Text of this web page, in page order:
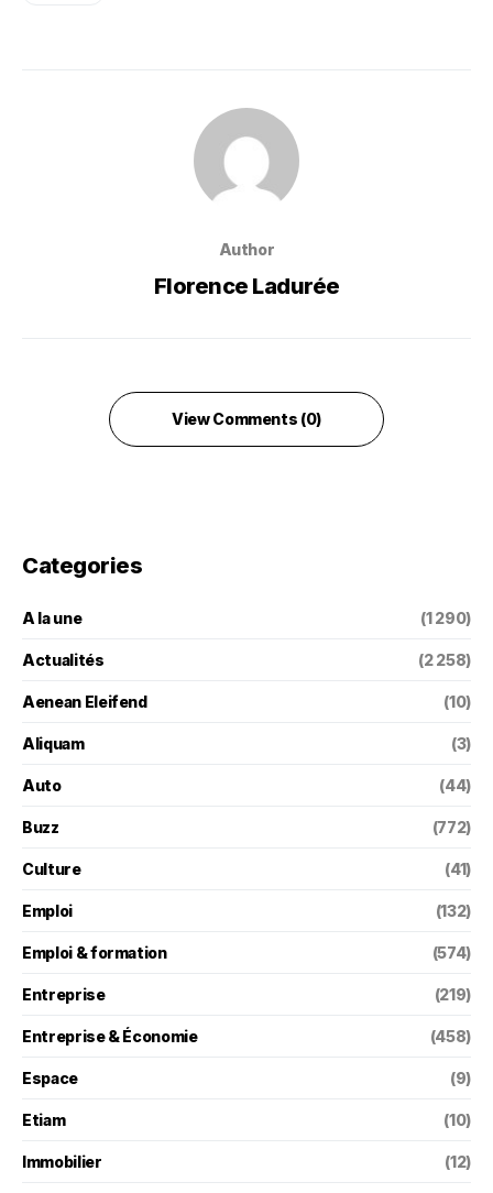
Author
Florence Ladurée
View Comments (0)
Categories
A la une (1 290)
Actualités (2 258)
Aenean Eleifend (10)
Aliquam (3)
Auto (44)
Buzz (772)
Culture (41)
Emploi (132)
Emploi & formation (574)
Entreprise (219)
Entreprise & Économie (458)
Espace (9)
Etiam (10)
Immobilier (12)